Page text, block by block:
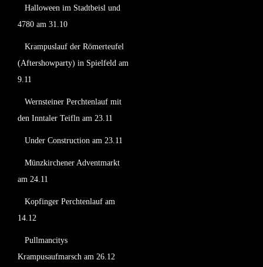
Halloween im Stadtbeisl und
4780 am 31.10
Krampuslauf der Römerteufel
(Aftershowparty) in Spielfeld am
9.11
Wernsteiner Perchtenlauf mit
den Inntaler Teifln am 23.11
Under Construction am 23.11
Münzkirchener Adventmarkt
am 24.11
Kopfinger Perchtenlauf am
14.12
Pullmancitys
Krampusaufmarsch am 26.12